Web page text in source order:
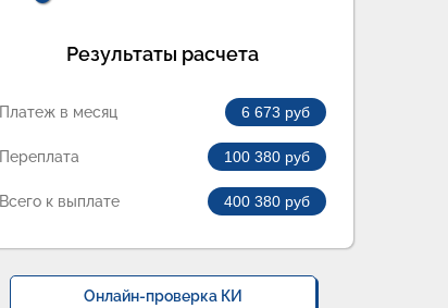
Результаты расчета
Платеж в месяц 6 673 руб
Переплата 100 380 руб
Всего к выплате 400 380 руб
Онлайн-проверка КИ